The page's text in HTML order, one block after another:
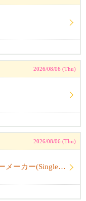
2026/08/06 (Thu)
2026/08/06 (Thu)
キューリグ（Keurig) のコーヒーメーカー(Single Serve Coffee) Maker